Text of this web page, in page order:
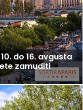
do 16. avgusta
zamuditi